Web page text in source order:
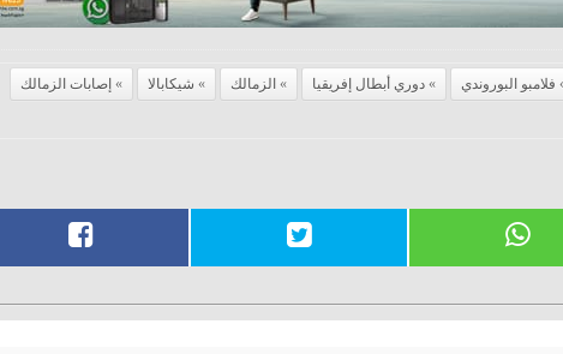
فلامبو البوروندي دوري أبطال إفريقيا الزمالك شيكابالا
إصابات الزمالك